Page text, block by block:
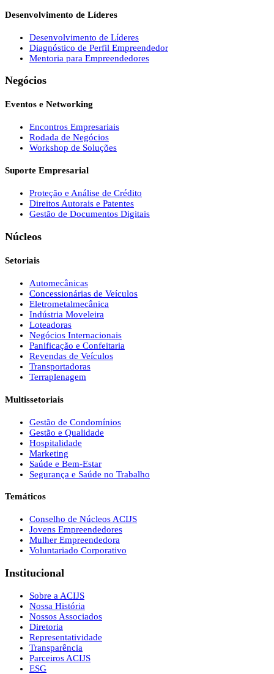
Desenvolvimento de Líderes
Desenvolvimento de Líderes
Diagnóstico de Perfil Empreendedor
Mentoria para Empreendedores
Negócios
Eventos e Networking
Encontros Empresariais
Rodada de Negócios
Workshop de Soluções
Suporte Empresarial
Proteção e Análise de Crédito
Direitos Autorais e Patentes
Gestão de Documentos Digitais
Núcleos
Setoriais
Automecânicas
Concessionárias de Veículos
Eletrometalmecânica
Indústria Moveleira
Loteadoras
Negócios Internacionais
Panificação e Confeitaria
Revendas de Veículos
Transportadoras
Terraplenagem
Multissetoriais
Gestão de Condomínios
Gestão e Qualidade
Hospitalidade
Marketing
Saúde e Bem-Estar
Segurança e Saúde no Trabalho
Temáticos
Conselho de Núcleos ACIJS
Jovens Empreendedores
Mulher Empreendedora
Voluntariado Corporativo
Institucional
Sobre a ACIJS
Nossa História
Nossos Associados
Diretoria
Representatividade
Transparência
Parceiros ACIJS
ESG